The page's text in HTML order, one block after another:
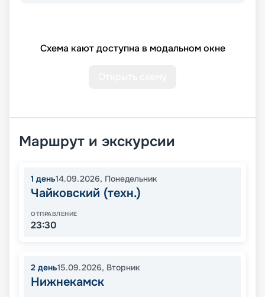
Схема кают доступна в модальном окне
Маршрут и экскурсии
1 день14.09.2026, Понедельник
Чайковский (техн.)
ОТПРАВЛЕНИЕ
23:30
2 день15.09.2026, Вторник
Нижнекамск